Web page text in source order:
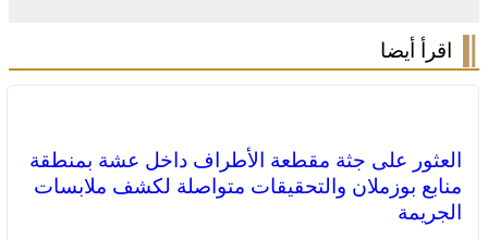
اقرأ أيضا
العثور على جثة مقطعة الأطراف داخل عشة بمنطقة
منابع بوزملان والتحقيقات متواصلة لكشف ملابسات
الجريمة